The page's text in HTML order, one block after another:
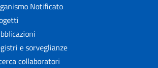
Notificato
e sorveglianze
collaboratori